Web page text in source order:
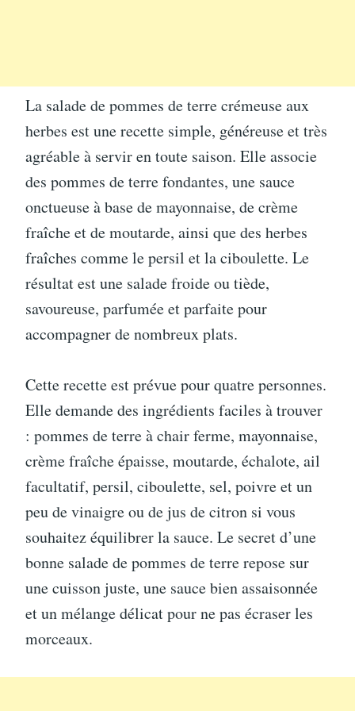
La salade de pommes de terre crémeuse aux
herbes est une recette simple, généreuse et très
agréable à servir en toute saison. Elle associe
des pommes de terre fondantes, une sauce
onctueuse à base de mayonnaise, de crème
fraîche et de moutarde, ainsi que des herbes
fraîches comme le persil et la ciboulette. Le
résultat est une salade froide ou tiède,
savoureuse, parfumée et parfaite pour
accompagner de nombreux plats.
Cette recette est prévue pour quatre personnes.
Elle demande des ingrédients faciles à trouver
: pommes de terre à chair ferme, mayonnaise,
crème fraîche épaisse, moutarde, échalote, ail
facultatif, persil, ciboulette, sel, poivre et un
peu de vinaigre ou de jus de citron si vous
souhaitez équilibrer la sauce. Le secret d’une
bonne salade de pommes de terre repose sur
une cuisson juste, une sauce bien assaisonnée
et un mélange délicat pour ne pas écraser les
morceaux.